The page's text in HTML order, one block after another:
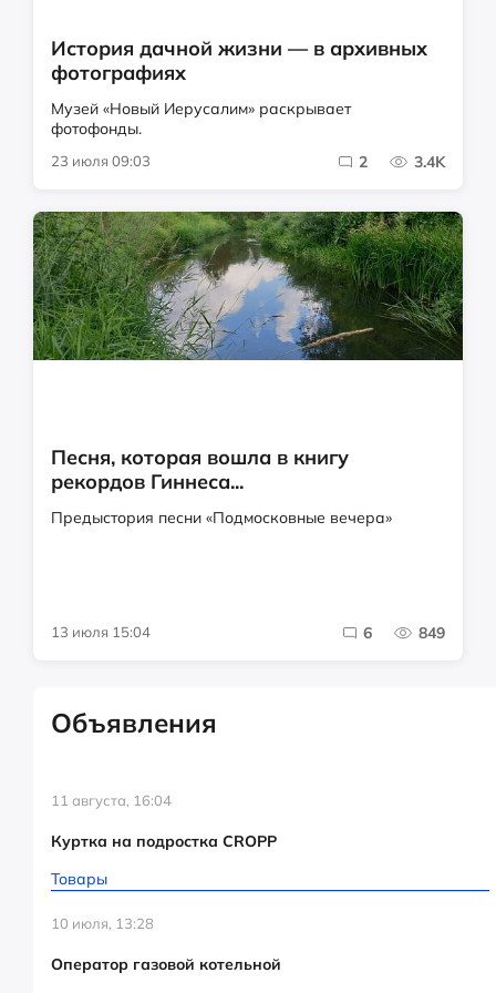
История дачной жизни — в архивных
фотографиях
Музей «Новый Иерусалим» раскрывает
фотофонды.
23 июля 09:03 2 3.4K
Песня, которая вошла в книгу
рекордов Гиннеса...
Предыстория песни «Подмосковные вечера»
13 июля 15:04 6 849
Объявления
11 августа, 16:04
Куртка на подростка CROPP
Товары
10 июля, 13:28
Оператор газовой котельной